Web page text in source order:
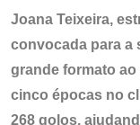
Joana Teixeira,
convocada para a
grande formato
cinco épocas no
268 golos,